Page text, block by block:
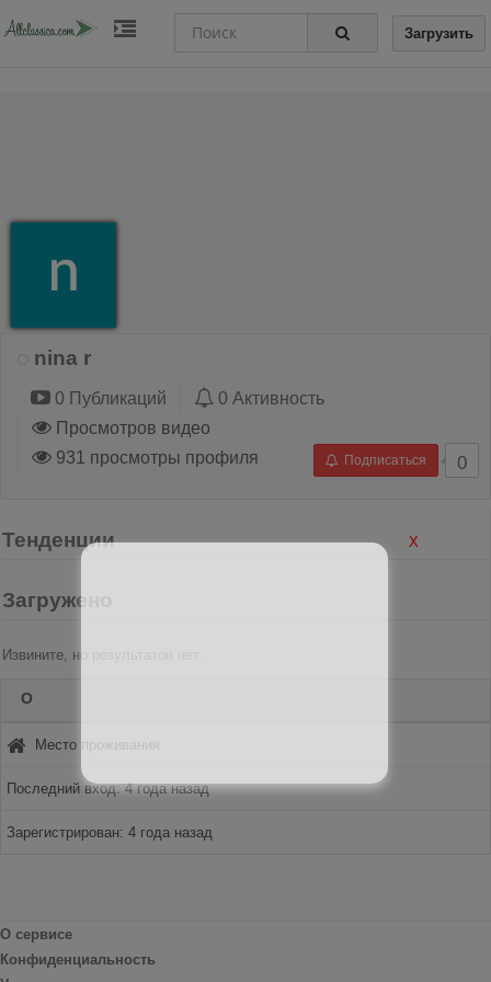
Загрузить
nina r
0 Публикаций
0 Активность
Просмотров видео
931 просмотры профиля
Подписаться 0
Тенденции
Загружено
Извините, но результатов нет.
О
Место проживания
Последний вход: 4 года назад
Зарегистрирован: 4 года назад
О сервисе
Конфиденциальность
X